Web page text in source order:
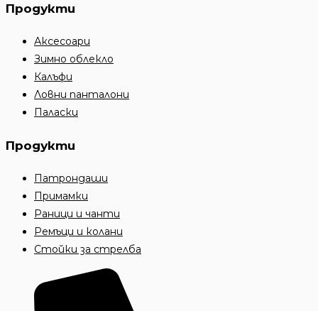
Продукти
Аксесоари
Зимно облекло
Калъфи
Ловни панталони
Паласки
Продукти
Патрондаши
Примамки
Раници и чанти
Ремъци и колани
Стойки за стрелба